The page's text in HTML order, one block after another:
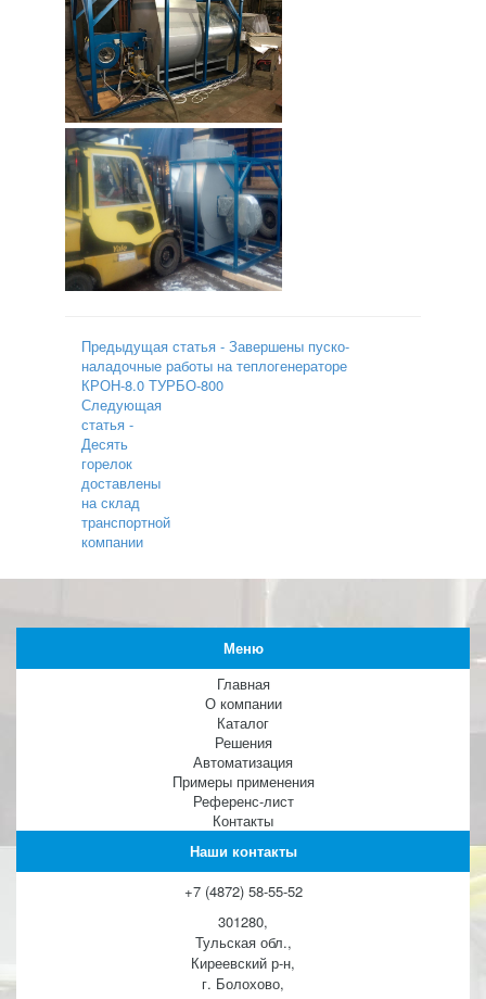
Предыдущая статья - Завершены пуско-
наладочные работы на теплогенераторе
КРОН-8.0 ТУРБО-800
Следующая
статья -
Десять
горелок
доставлены
на склад
транспортной
компании
Меню
Главная
О компании
Каталог
Решения
Автоматизация
Примеры применения
Референс-лист
Контакты
Наши контакты
+7 (4872) 58-55-52
301280,
Тульская обл.,
Киреевский р-н,
г. Болохово,